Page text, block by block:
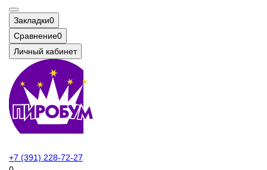
Закладки0
Сравнение0
Личный кабинет
+7 (391) 228-72-27